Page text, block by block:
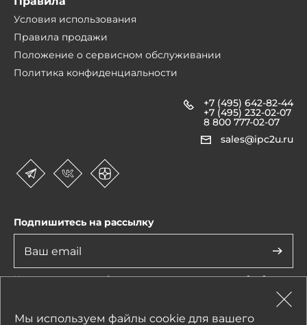
+7 (495) 642-82-44
+7 (495) 232-02-07
8 800 777-02-07
sales@ipc2u.ru
Условия использования
Правила продажи
Положение о сервисном обслуживании
Политика конфиденциальности
Подпишитесь на рассылку
Нажимая на кнопку «Отправить», я даюсогласиена обработку
1990-2026 © IPC2U
Мы используем файлы cookie для вашего